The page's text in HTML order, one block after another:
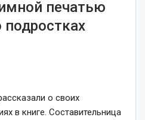
печатью
о своих
в книге. Составительница